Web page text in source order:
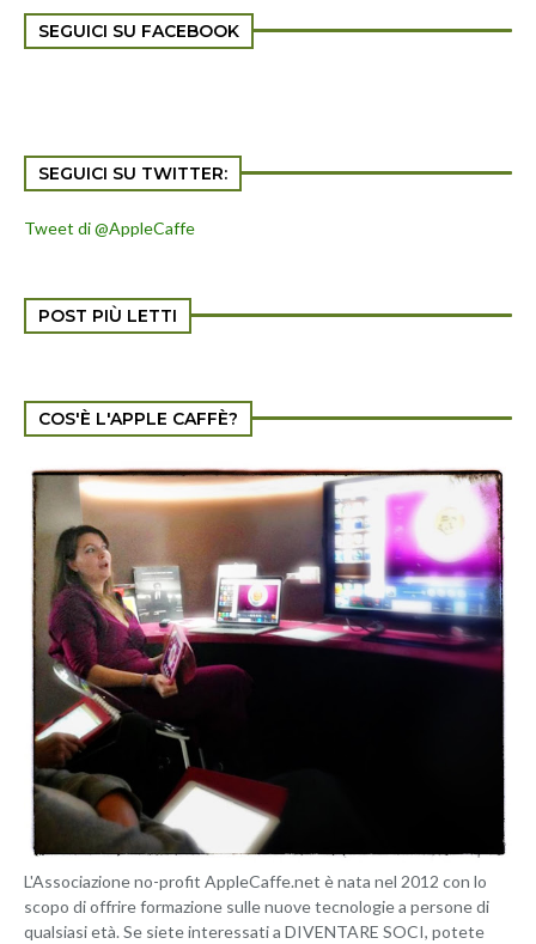
SEGUICI SU FACEBOOK
SEGUICI SU TWITTER:
Tweet di @AppleCaffe
POST PIÙ LETTI
COS'È L'APPLE CAFFÈ?
L'Associazione no-profit AppleCaffe.net è nata nel 2012 con lo
scopo di offrire formazione sulle nuove tecnologie a persone di
qualsiasi età. Se siete interessati a DIVENTARE SOCI, potete